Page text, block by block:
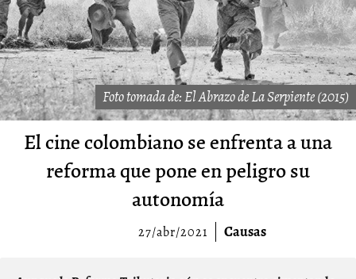
Foto tomada de: El Abrazo de La Serpiente (2015)
El cine colombiano se enfrenta a una
reforma que pone en peligro su
autonomía
27/abr/2021 Causas